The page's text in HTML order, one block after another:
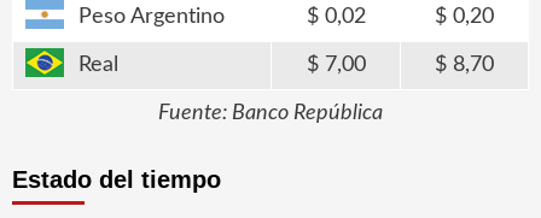
Peso Argentino 0,02 0,20
Real 7,00 8,70
Fuente: Banco República
Estado del tiempo